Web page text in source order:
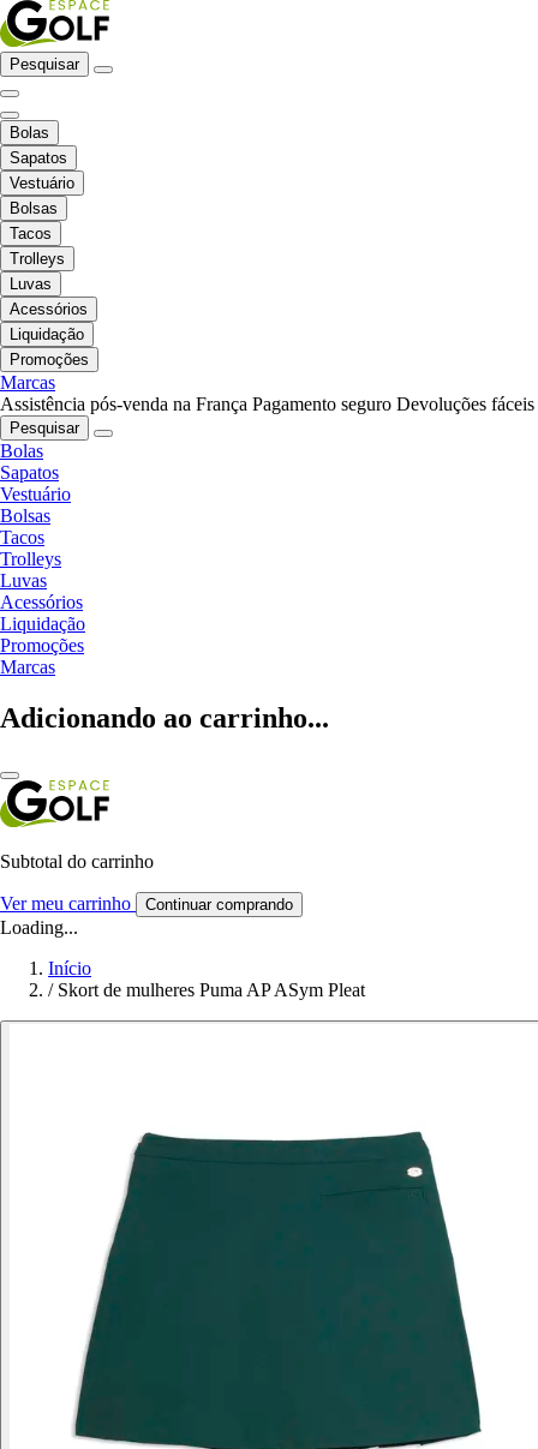
Pesquisar
Bolas
Sapatos
Vestuário
Bolsas
Tacos
Trolleys
Luvas
Acessórios
Liquidação
Promoções
Marcas
Assistência pós-venda na França Pagamento seguro Devoluções fáceis
Pesquisar
Bolas
Sapatos
Vestuário
Bolsas
Tacos
Trolleys
Luvas
Acessórios
Liquidação
Promoções
Marcas
Adicionando ao carrinho...
Subtotal do carrinho
Ver meu carrinho Continuar comprando
Loading...
Início
/ Skort de mulheres Puma AP ASym Pleat